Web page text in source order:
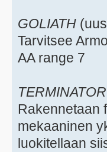
GOLIATH
Tarvitsee
AA range 7
TERMINATOR
Rakennetaan
mekaaninen
luokitellaan